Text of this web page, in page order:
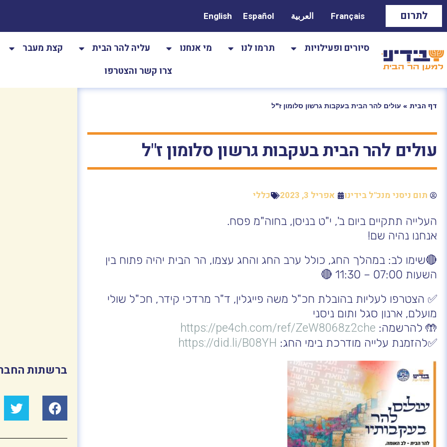
לתרום Français العربية Español
English
סיורים ופעילויות תרמו לנו מי אנחנו עליה להר הבית
קצת מעבר
צרו קשר והצטרפו
דף הבית » עולים להר הבית בעקבות גרשון סלומון ז"ל
עולים להר הבית בעקבות גרשון סלומון ז"ל
תום ניסני מנכ"ל בידינו אפריל 3, 2023 כללי
העלייה תתקיים ביום ב', י"ט בניסן, בחוה"מ פסח.
אנחנו נהיה שם!
🔴שימו לב: במהלך החג, כולל ערב החג והחג עצמו, הר הבית יהיה פתוח בין
השעות 07:00 – 11:30 🔴
✅ הצטרפו לעליות בהובלת חכ"ל משה פייגלין, ד"ר מרדכי קידר, חכ"ל שולי
מועלם, ארנון סגל ותום ניסני
🤲 להרשמה: https://pe4ch.com/ref/ZeW8068z2che
✅להזמנת עלייה מודרכת בימי החג: https://did.li/B08YH
ברשתות